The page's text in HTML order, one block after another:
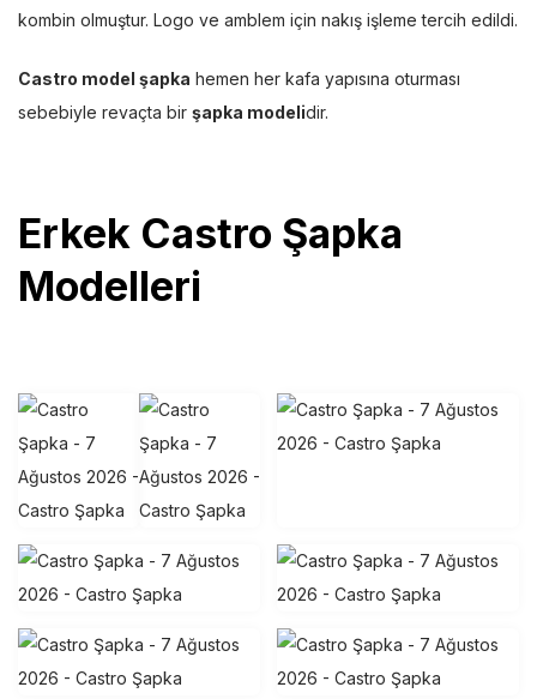
kombin olmuştur. Logo ve amblem için nakış işleme tercih edildi.
Castro model şapka hemen her kafa yapısına oturması
sebebiyle revaçta bir şapka modelidir.
Erkek Castro Şapka
Modelleri